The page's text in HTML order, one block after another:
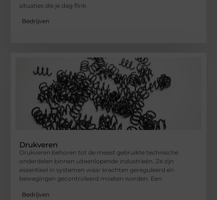
situaties die je dag flink
Bedrijven
Drukveren
Drukveren behoren tot de meest gebruikte technische
onderdelen binnen uiteenlopende industrieën. Ze zijn
essentieel in systemen waar krachten gereguleerd en
bewegingen gecontroleerd moeten worden. Een
Bedrijven